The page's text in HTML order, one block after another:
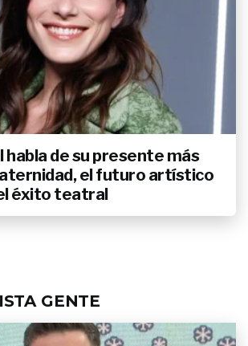
habla de su presente más
el futuro artístico
éxito teatral
GENTE